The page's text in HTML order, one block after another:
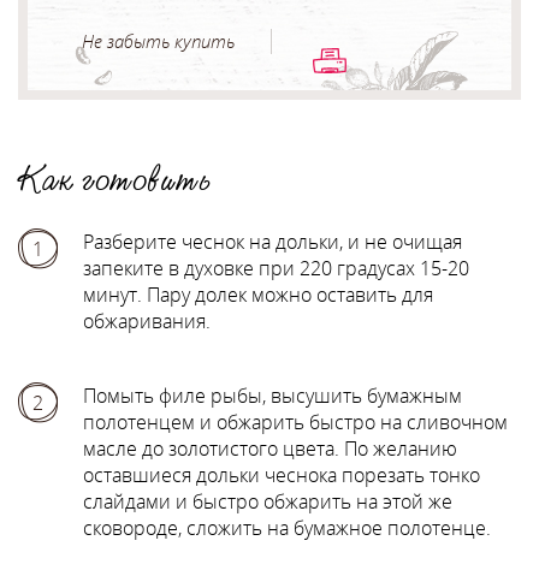
Не забыть купить
Как готовить
1
Разберите чеснок на дольки, и не очищая
запеките в духовке при 220 градусах 15-20
минут. Пару долек можно оставить для
обжаривания.
2
Помыть филе рыбы, высушить бумажным
полотенцем и обжарить быстро на сливочном
масле до золотистого цвета. По желанию
оставшиеся дольки чеснока порезать тонко
слайдами и быстро обжарить на этой же
сковороде, сложить на бумажное полотенце.